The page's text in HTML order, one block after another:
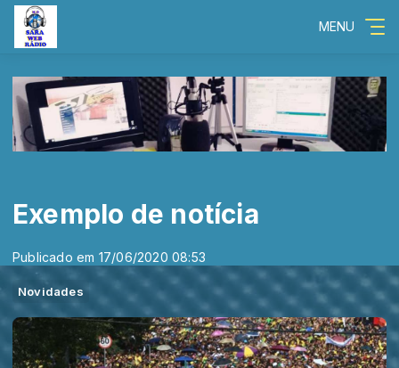
MENU
Exemplo de notícia
Publicado em 17/06/2020 08:53
Novidades